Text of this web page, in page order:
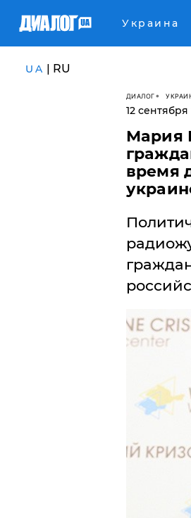
Украина
UA | RU
ДИАЛОГ
12 сентября
​Мaрия
время